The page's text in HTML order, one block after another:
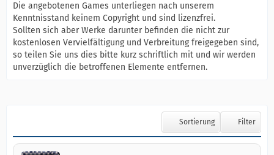
Die angebotenen Games unterliegen nach unserem
Kenntnisstand keinem Copyright und sind lizenzfrei.
Sollten sich aber Werke darunter befinden die nicht zur
kostenlosen Vervielfältigung und Verbreitung freigegeben sind,
so teilen Sie uns dies bitte kurz schriftlich mit und wir werden
unverzüglich die betroffenen Elemente entfernen.
Sortierung Filter